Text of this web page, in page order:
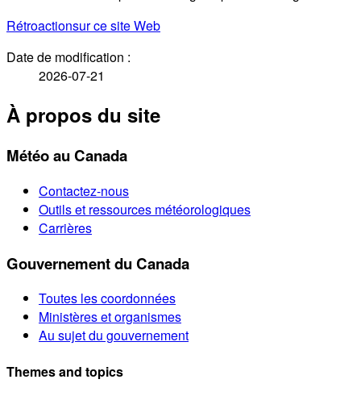
Rétroactionsur ce site Web
Date de modification :
2026-07-21
À propos du site
Météo au Canada
Contactez-nous
Outils et ressources météorologiques
Carrières
Gouvernement du Canada
Toutes les coordonnées
Ministères et organismes
Au sujet du gouvernement
Themes and topics